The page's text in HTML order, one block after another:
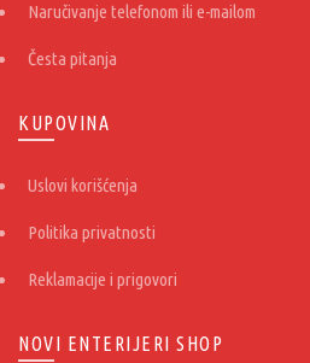
Naručivanje telefonom ili e-mailom
Česta pitanja
KUPOVINA
Uslovi korišćenja
Politika privatnosti
Reklamacije i prigovori
NOVI ENTERIJERI SHOP